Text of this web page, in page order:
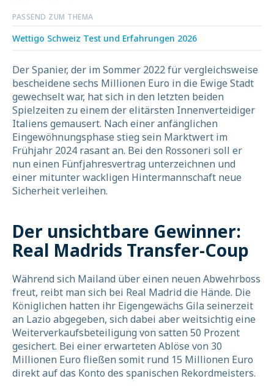
PASSEND ZUM THEMA
Wettigo Schweiz Test und Erfahrungen 2026
Der Spanier, der im Sommer 2022 für vergleichsweise
bescheidene sechs Millionen Euro in die Ewige Stadt
gewechselt war, hat sich in den letzten beiden
Spielzeiten zu einem der elitärsten Innenverteidiger
Italiens gemausert. Nach einer anfänglichen
Eingewöhnungsphase stieg sein Marktwert im
Frühjahr 2024 rasant an. Bei den Rossoneri soll er
nun einen Fünfjahresvertrag unterzeichnen und
einer mitunter wackligen Hintermannschaft neue
Sicherheit verleihen.
Der unsichtbare Gewinner:
Real Madrids Transfer-Coup
Während sich Mailand über einen neuen Abwehrboss
freut, reibt man sich bei Real Madrid die Hände. Die
Königlichen hatten ihr Eigengewächs Gila seinerzeit
an Lazio abgegeben, sich dabei aber weitsichtig eine
Weiterverkaufsbeteiligung von satten 50 Prozent
gesichert. Bei einer erwarteten Ablöse von 30
Millionen Euro fließen somit rund 15 Millionen Euro
direkt auf das Konto des spanischen Rekordmeisters.